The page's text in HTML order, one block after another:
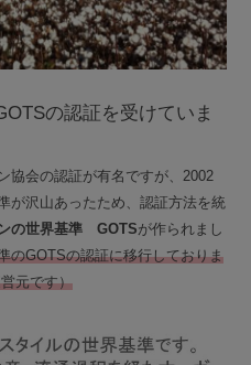
の認証を受けていま
協会の認証が有名ですが、2002
が沢山あったため、認証方法を統
の世界基準 GOTSが作られまし
のGOTSの認証に移行しておりま
元です）